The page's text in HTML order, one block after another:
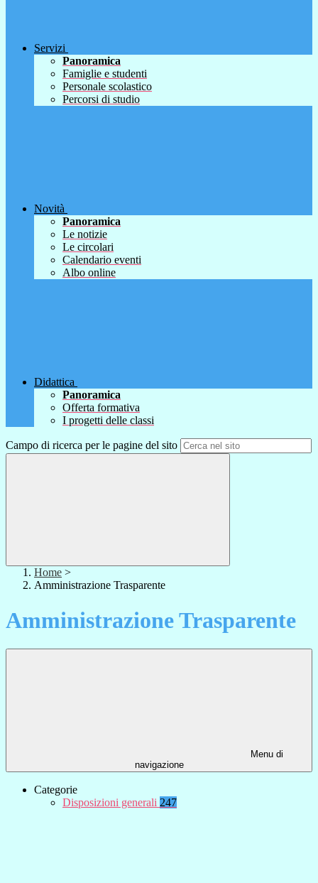
Servizi
Panoramica
Famiglie e studenti
Personale scolastico
Percorsi di studio
Novità
Panoramica
Le notizie
Le circolari
Calendario eventi
Albo online
Didattica
Panoramica
Offerta formativa
I progetti delle classi
Campo di ricerca per le pagine del sito
Home >
Amministrazione Trasparente
Amministrazione Trasparente
Menu di
navigazione
Categorie
Disposizioni generali 247